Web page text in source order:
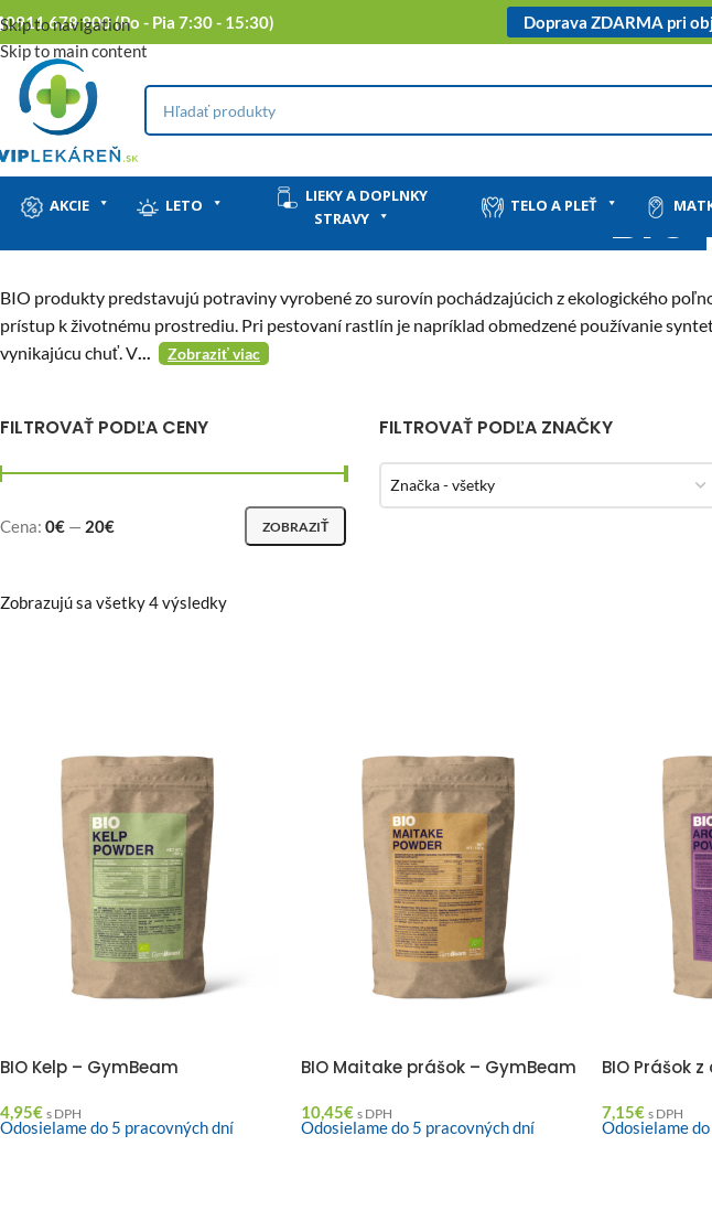
Skip to navigation
Skip to main content
0911 678 900 (Po - Pia 7:30 - 15:30) Doprava ZDARMA pri
AKCIE LETO
LIEKY A DOPLNKY
STRAVY
TELO A PLEŤ
BIO produkty predstavujú potraviny vyrobené zo surovín pochádzajúcich z ekologického
prístup k životnému prostrediu. Pri pestovaní rastlín je napríklad obmedzené používanie
vynikajúcu chuť. V... Zobraziť viac
FILTROVAŤ PODĽA CENY
ZOBRAZIŤ
Cena: 0€ — 20€
FILTROVAŤ PODĽA ZNAČKY
Značka - všetky
Zobrazujú sa všetky 4 výsledky
BIO Kelp – GymBeam
4,95€ s DPH
Odosielame do 5 pracovných dní
BIO Maitake prášok – GymBeam
10,45€ s DPH
Odosielame do 5 pracovných dní
BIO Prášok
7,15€ s DPH
Odosielame